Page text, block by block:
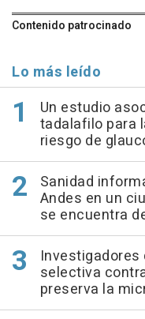
Contenido patrocinado
Lo más leído
Un estudio
tadalafilo para
riesgo de
Sanidad
Andes en un
se encuentra
Investigadores
selectiva
preserva la